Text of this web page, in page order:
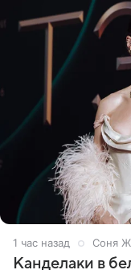
1 час назад Соня
Канделаки в